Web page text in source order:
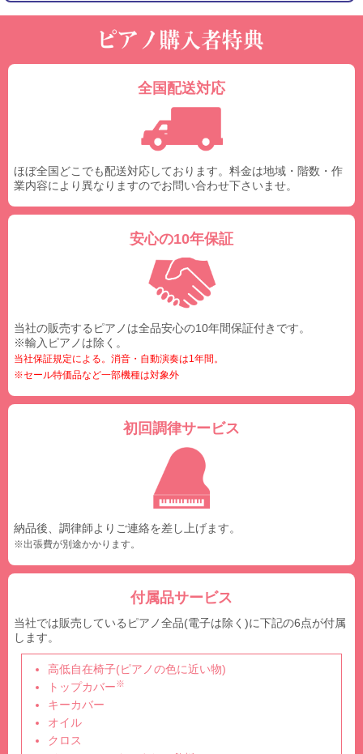
全国配送対応
ほぼ全国どこでも配送対応しております。料金は地域・階数・作
業内容により異なりますのでお問い合わせ下さいませ。
安心の10年保証
当社の販売するピアノは全品安心の10年間保証付きです。
※輸入ピアノは除く。
当社保証規定による。消音・自動演奏は1年間。
※セール特価品など一部機種は対象外
初回調律サービス
納品後、調律師よりご連絡を差し上げます。
※出張費が別途かかります。
付属品サービス
当社では販売しているピアノ全品(電子は除く)に下記の6点が付属
します。
高低自在椅子(ピアノの色に近い物)
トップカバー※
キーカバー
オイル
クロス